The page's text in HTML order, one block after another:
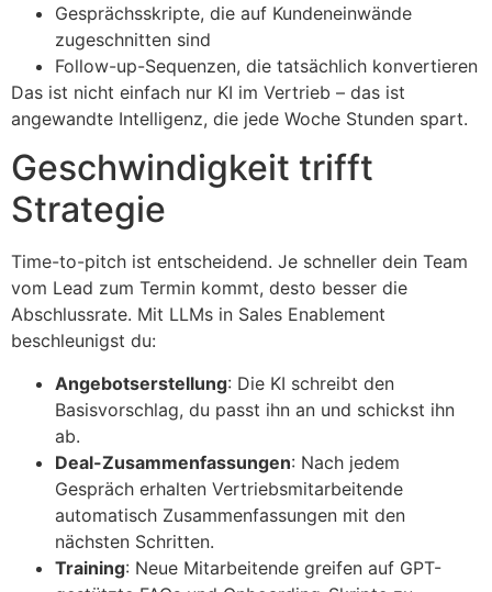
Gesprächsskripte, die auf Kundeneinwände
zugeschnitten sind
Follow-up-Sequenzen, die tatsächlich konvertieren
Das ist nicht einfach nur KI im Vertrieb – das ist
angewandte Intelligenz, die jede Woche Stunden spart.
Geschwindigkeit trifft
Strategie
Time-to-pitch ist entscheidend. Je schneller dein Team
vom Lead zum Termin kommt, desto besser die
Abschlussrate. Mit LLMs in Sales Enablement
beschleunigst du:
Angebotserstellung: Die KI schreibt den
Basisvorschlag, du passt ihn an und schickst ihn
ab.
Deal-Zusammenfassungen: Nach jedem
Gespräch erhalten Vertriebsmitarbeitende
automatisch Zusammenfassungen mit den
nächsten Schritten.
Training: Neue Mitarbeitende greifen auf GPT-